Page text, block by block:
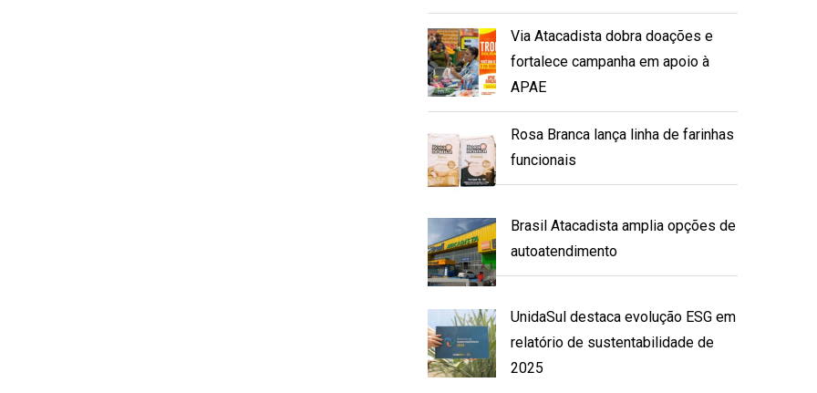
Via Atacadista dobra doações e
fortalece campanha em apoio à
APAE
Rosa Branca lança linha de farinhas
funcionais
Brasil Atacadista amplia opções de
autoatendimento
UnidaSul destaca evolução ESG em
relatório de sustentabilidade de
2025